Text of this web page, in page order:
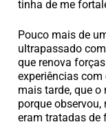
tinha de me
Pouco mais de
ultrapassado
que renova
experiências com
mais tarde, que o
porque
eram tratadas de